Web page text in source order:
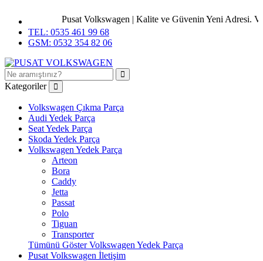
Pusat Volkswagen | Kalite ve Güvenin Yeni Adresi.
TEL: 0535 461 99 68
GSM: 0532 354 82 06
Kategoriler
Volkswagen Çıkma Parça
Audi Yedek Parça
Seat Yedek Parça
Skoda Yedek Parça
Volkswagen Yedek Parça
Arteon
Bora
Caddy
Jetta
Passat
Polo
Tiguan
Transporter
Tümünü Göster Volkswagen Yedek Parça
Pusat Volkswagen İletişim